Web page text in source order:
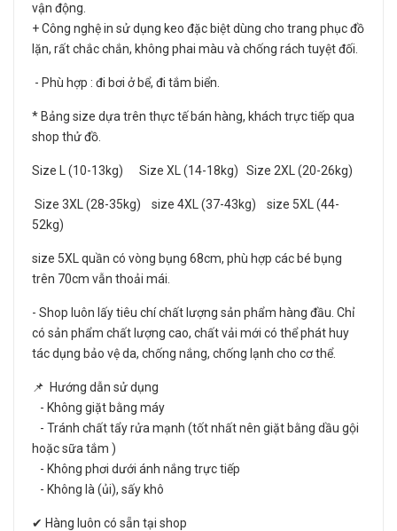
vận động.
+ Công nghệ in sử dụng keo đặc biệt dùng cho trang phục đồ
lặn, rất chắc chắn, không phai màu và chống rách tuyệt đối.
- Phù hợp : đi bơi ở bể, đi tắm biển.
* Bảng size dựa trên thực tế bán hàng, khách trực tiếp qua
shop thử đồ.
Size L (10-13kg) Size XL (14-18kg) Size 2XL (20-26kg)
Size 3XL (28-35kg) size 4XL (37-43kg) size 5XL (44-
52kg)
size 5XL quần có vòng bụng 68cm, phù hợp các bé bụng
trên 70cm vẫn thoải mái.
- Shop luôn lấy tiêu chí chất lượng sản phẩm hàng đầu. Chỉ
có sản phẩm chất lượng cao, chất vải mới có thể phát huy
tác dụng bảo vệ da, chống nắng, chống lạnh cho cơ thể.
📌 Hướng dẫn sử dụng
- Không giặt bằng máy
- Tránh chất tẩy rửa mạnh (tốt nhất nên giặt bằng dầu gội
hoặc sữa tắm )
- Không phơi dưới ánh nắng trực tiếp
- Không là (ủi), sấy khô
✔ Hàng luôn có sẵn tại shop